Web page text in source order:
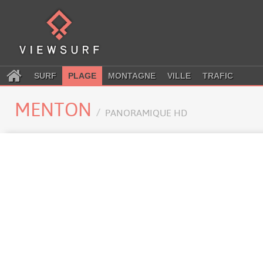
SURF PLAGE MONTAGNE VILLE TRAFIC
MENTON PANORAMIQUE HD